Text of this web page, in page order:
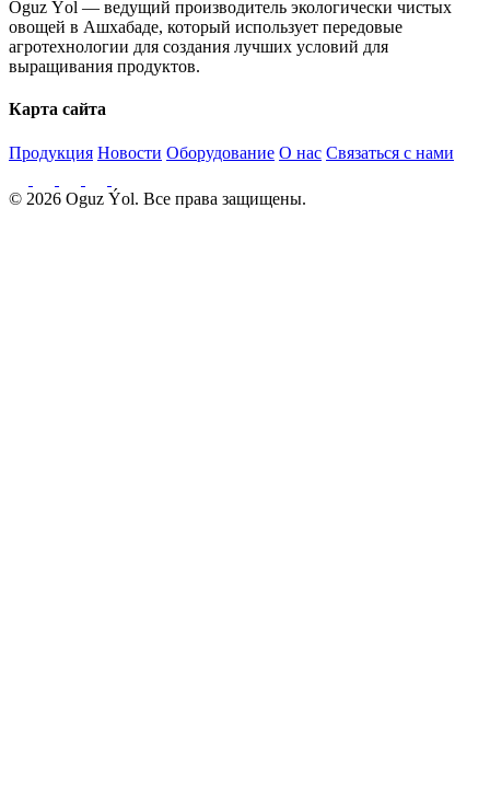
Oguz Ýol — ведущий производитель экологически чистых
овощей в Ашхабаде, который использует передовые
агротехнологии для создания лучших условий для
выращивания продуктов.
Карта сайта
Продукция Новости Оборудование О нас Связаться с нами
© 2026 Oguz Ýol. Все права защищены.